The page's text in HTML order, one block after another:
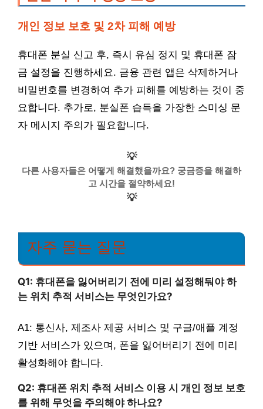
개인 정보 보호 및 2차 피해 예방
휴대폰 분실 신고 후, 즉시 유심 정지 및 휴대폰 잠
금 설정을 진행하세요. 금융 관련 앱은 삭제하거나
비밀번호를 변경하여 추가 피해를 예방하는 것이 중
요합니다. 추가로, 분실폰 습득을 가장한 스미싱 문
자 메시지 주의가 필요합니다.
💡
다른 사용자들은 어떻게 해결했을까요? 궁금증을 해결하
고 시간을 절약하세요!
💡
자주 묻는 질문
Q1: 휴대폰을 잃어버리기 전에 미리 설정해둬야 하
는 위치 추적 서비스는 무엇인가요?
A1: 통신사, 제조사 제공 서비스 및 구글/애플 계정
기반 서비스가 있으며, 폰을 잃어버리기 전에 미리
활성화해야 합니다.
Q2: 휴대폰 위치 추적 서비스 이용 시 개인 정보 보호
를 위해 무엇을 주의해야 하나요?